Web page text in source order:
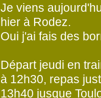
Je viens
hier à Rodez.
Oui j'ai fais des
Départ jeudi en
à 12h30, repas
13h40 jusque